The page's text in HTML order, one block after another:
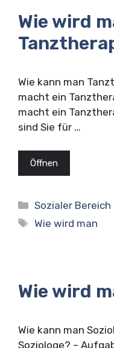
Wie wird
Wie kann man
macht ein
macht ein
sind Sie für …
Öffnen
Kategorien
Sozialer Bereich
Schlagwörter
Wie wird man
Wie wird
Wie kann man
Soziologe? –